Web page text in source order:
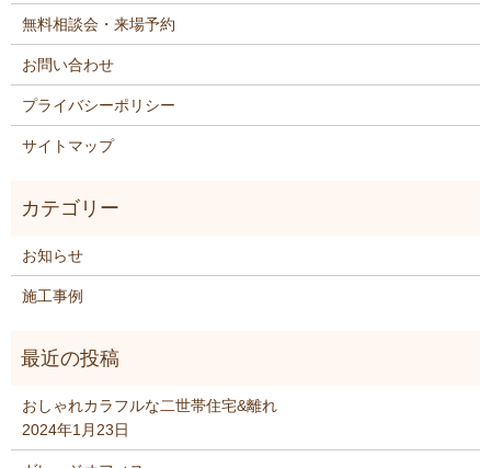
無料相談会・来場予約
お問い合わせ
プライバシーポリシー
サイトマップ
お知らせ
施工事例
おしゃれカラフルな二世帯住宅&離れ
2024年1月23日